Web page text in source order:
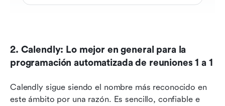
2. Calendly: Lo mejor en general para la
programación automatizada de reuniones 1 a 1
Calendly sigue siendo el nombre más reconocido en
este ámbito por una razón. Es sencillo, confiable e